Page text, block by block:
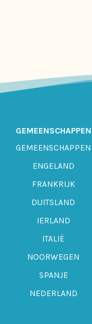
GEMEENSCHAPPEN
GEMEENSCHAPPEN
ENGELAND
FRANKRIJK
DUITSLAND
IERLAND
ITALIË
NOORWEGEN
SPANJE
NEDERLAND